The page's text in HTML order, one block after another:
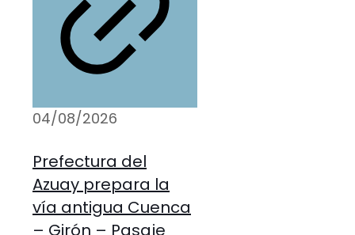
04/08/2026
Prefectura del
Azuay prepara la
vía antigua Cuenca
– Girón – Pasaje